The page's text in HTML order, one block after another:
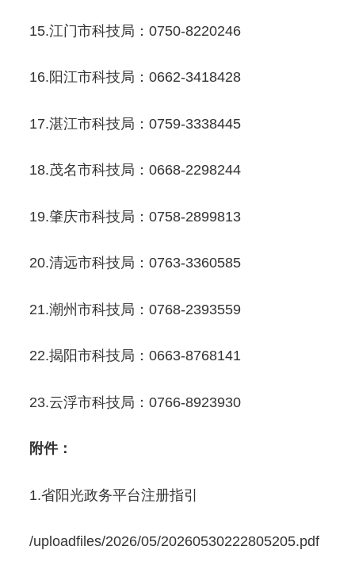
15.江门市科技局：0750-8220246
16.阳江市科技局：0662-3418428
17.湛江市科技局：0759-3338445
18.茂名市科技局：0668-2298244
19.肇庆市科技局：0758-2899813
20.清远市科技局：0763-3360585
21.潮州市科技局：0768-2393559
22.揭阳市科技局：0663-8768141
23.云浮市科技局：0766-8923930
附件：
1.省阳光政务平台注册指引
/uploadfiles/2026/05/20260530222805205.pdf